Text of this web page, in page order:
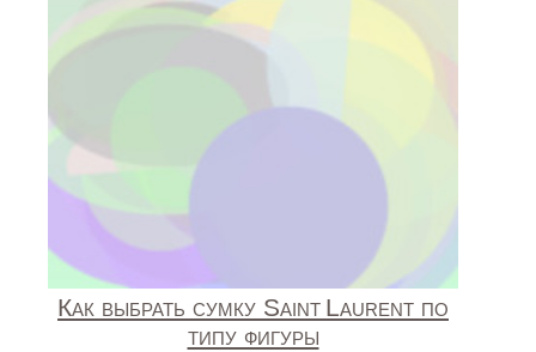
Как выбрать сумку Saint Laurent по
типу фигуры